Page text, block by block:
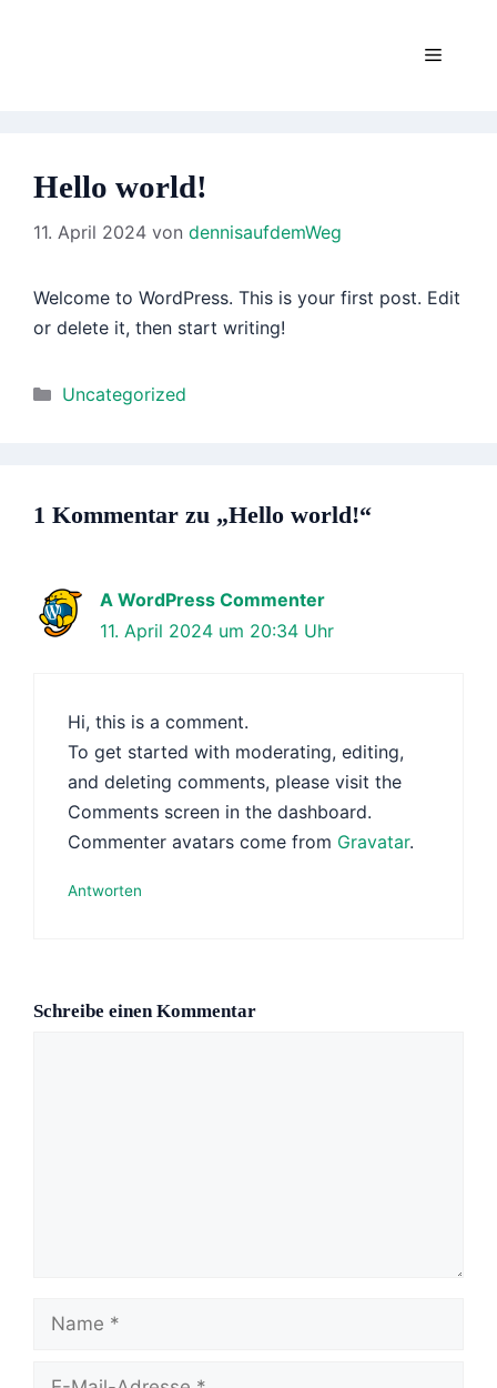
Menü
Hello world!
11. April 2024 von dennisaufdemWeg
Welcome to WordPress. This is your first post. Edit
or delete it, then start writing!
Kategorien
Uncategorized
1 Kommentar zu „Hello world!“
A WordPress Commenter
11. April 2024 um 20:34 Uhr
Hi, this is a comment.
To get started with moderating, editing,
and deleting comments, please visit the
Comments screen in the dashboard.
Commenter avatars come from Gravatar.
Antworten
Schreibe einen Kommentar
Name